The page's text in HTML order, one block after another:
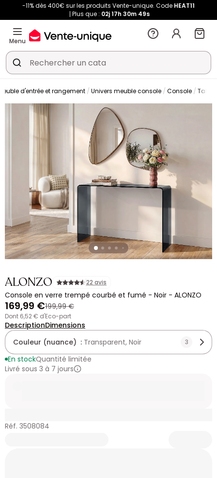
-11% dès 400€ sur les produits Vente-unique. Code HEAT11
Plus que : 02j 17h 30m 49s
Menu
d'entrée et rangement Univers meuble console Console Table
ALONZO 22 avis
Console en verre trempé courbé et fumé - Noir - ALONZO
169,99 €199,99 €
dont 6,52 € d'Eco-part
DescriptionDimensions
Couleur (nuance) : Transparent, Noir 3
En stockQuantité limitée
Livré sous 3 à 7 jours
Réf. 3508084